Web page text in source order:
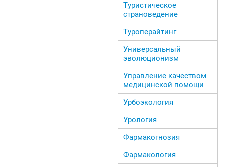
Туристическое
страноведение
Туроперайтинг
Универсальный
эволюционизм
Управление качеством
медицинской помощи
Урбоэкология
Урология
Фармакогнозия
Фармакология